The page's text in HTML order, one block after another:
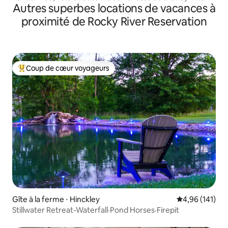
Autres superbes locations de vacances à
proximité de Rocky River Reservation
Coups de cœur voyageurs les plus appréciés
Coup de cœur voyageurs
Gîte à la ferme ⋅ Hinckley Évaluation
4,96 (141)
Stillwater Retreat-Waterfall·Pond Horses·Firepit